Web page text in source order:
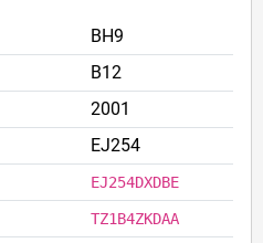
BH9
B12
2001
EJ254
EJ254DXDBE
TZ1B4ZKDAA